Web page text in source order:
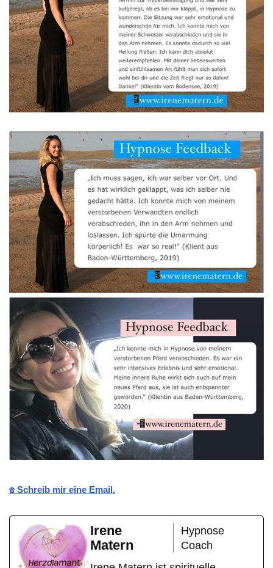
☎️ Schreib mir eine Email.
Irene
Matern
Hypnose
Coach